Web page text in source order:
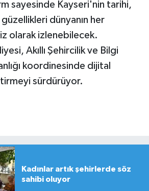
sayesinde Kayseri'nin tarihi,
dünyanın her
olarak izlenebilecek.
Akıllı Şehircilik ve Bilgi
koordinesinde dijital
sürdürüyor.
Kadınlar artık şehirlerde söz
sahibi oluyor